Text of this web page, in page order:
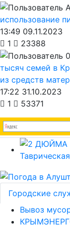
использование
13:49 09.11.2023
1
23388
тысяч семей в
из средств
17:22 31.10.2023
1
53371
Городские
Вывоз